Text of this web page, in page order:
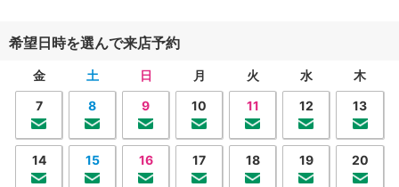
希望日時を選んで来店予約
金 土 日 月 火 水
木
7
8 9 10 11 12 13
14 15 16 17 18 19 20